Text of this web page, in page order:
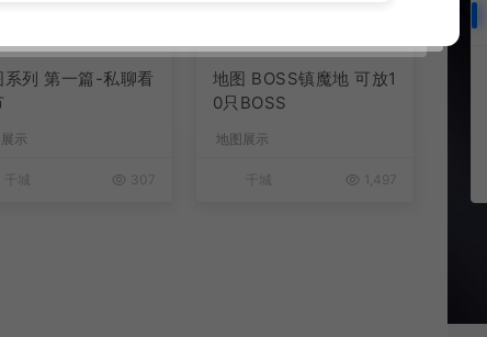
系列 第一篇-私聊看
示
307
地图 BOSS镇魔地 可放1
0只BOSS
地图展示
1,497